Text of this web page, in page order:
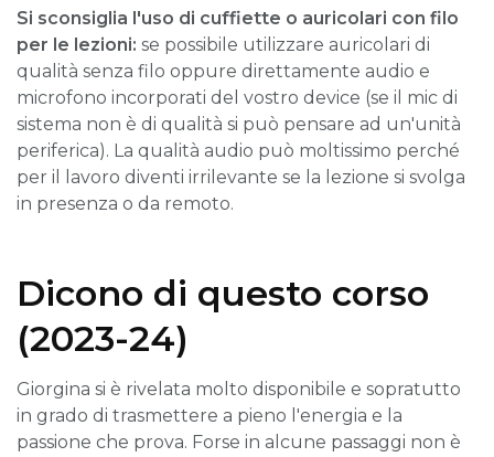
Si sconsiglia l'uso di cuffiette o auricolari con filo
per le lezioni: se possibile utilizzare auricolari di
qualità senza filo oppure direttamente audio e
microfono incorporati del vostro device (se il mic di
sistema non è di qualità si può pensare ad un'unità
periferica). La qualità audio può moltissimo perché
per il lavoro diventi irrilevante se la lezione si svolga
in presenza o da remoto.
Dicono di questo corso
(2023-24)
Giorgina si è rivelata molto disponibile e sopratutto
in grado di trasmettere a pieno l'energia e la
passione che prova. Forse in alcune passaggi non è